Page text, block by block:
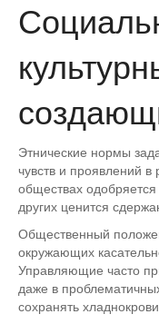
Этнические нормы
чувств и проявлений в
обществах
других ценится
Общественный
окружающих
Управляющие часто
даже в
сохранять